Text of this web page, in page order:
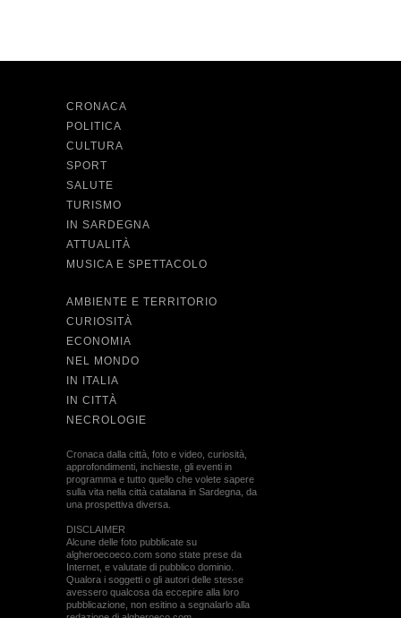
CRONACA
POLITICA
CULTURA
SPORT
SALUTE
TURISMO
IN SARDEGNA
ATTUALITÀ
MUSICA E SPETTACOLO
AMBIENTE E TERRITORIO
CURIOSITÀ
ECONOMIA
NEL MONDO
IN ITALIA
IN CITTÀ
NECROLOGIE
Cronaca dalla città, foto e video, curiosità,
approfondimenti, inchieste, gli eventi in
programma e tutto quello che volete sapere
sulla vita nella città catalana in Sardegna, da
una prospettiva diversa.
DISCLAIMER
Alcune delle foto pubblicate su
algheroecoeco.com sono state prese da
Internet, e valutate di pubblico dominio.
Qualora i soggetti o gli autori delle stesse
avessero qualcosa da eccepire alla loro
pubblicazione, non esitino a segnalarlo alla